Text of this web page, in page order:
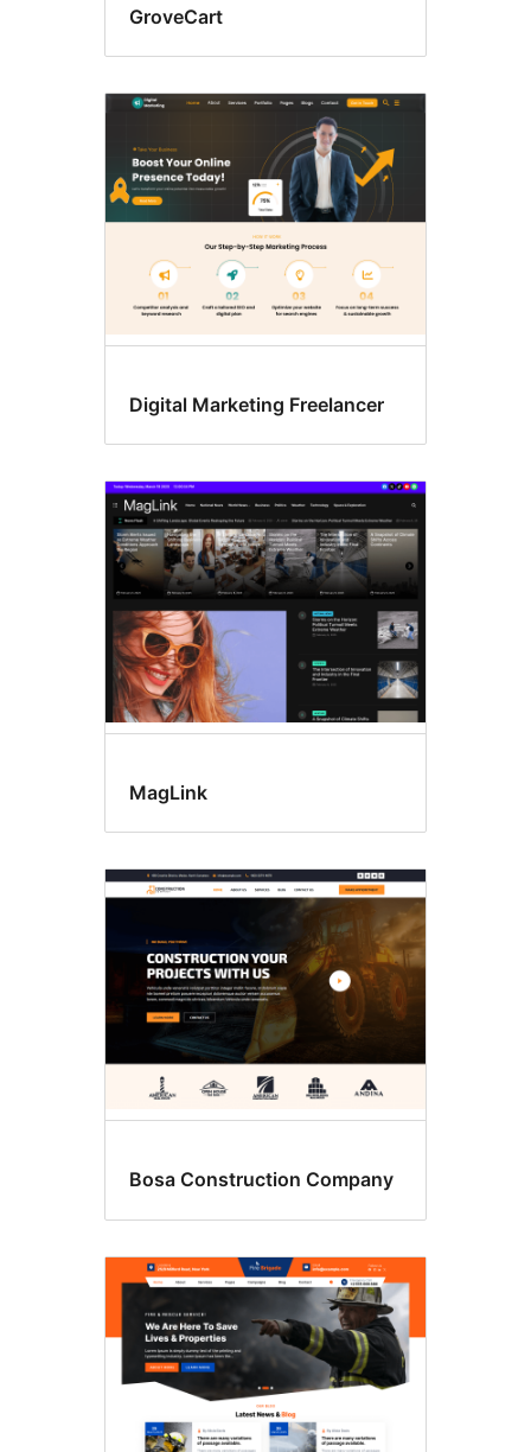
GroveCart
Digital Marketing Freelancer
MagLink
Bosa Construction Company